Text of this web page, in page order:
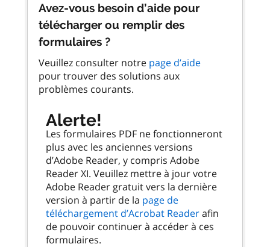
Avez-vous besoin d’aide pour
télécharger ou remplir des
formulaires ?
Veuillez consulter notre page d’aide
pour trouver des solutions aux
problèmes courants.
Alerte!
Les formulaires PDF ne fonctionneront
plus avec les anciennes versions
d’Adobe Reader, y compris Adobe
Reader XI. Veuillez mettre à jour votre
Adobe Reader gratuit vers la dernière
version à partir de la page de
téléchargement d’Acrobat Readerafin
de pouvoir continuer à accéder à ces
formulaires.